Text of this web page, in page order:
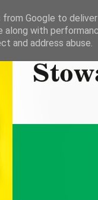
Google to
along with
and address abuse.